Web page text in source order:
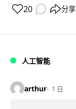
20 分享
人工智能
arthur 1 日